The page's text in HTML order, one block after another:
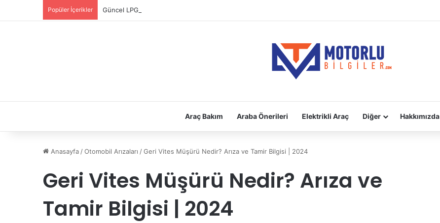
Popüler İçerikler Güncel LPG Montaj Fiyatları | LPG Ne Kadara Takılır?
Araç Bakım Araba Önerileri Elektrikli Araç Diğer Hakkımızda
Anasayfa /Otomobil Arızaları /Geri Vites Müşürü Nedir? Arıza ve Tamir Bilgisi | 2024
Geri Vites Müşürü Nedir? Arıza ve
Tamir Bilgisi | 2024